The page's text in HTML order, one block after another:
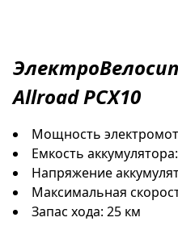
Allroad PCX10
Мощность
Емкость
Напряжение
Максимальная
Запас хода: 25 км